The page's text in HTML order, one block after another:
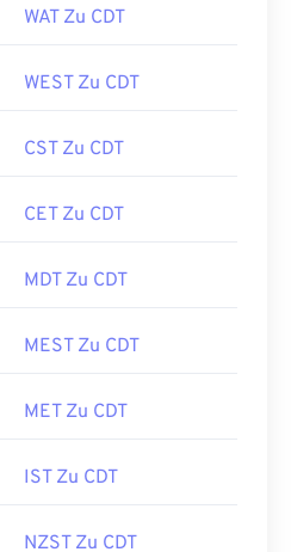
WAT Zu CDT
WEST Zu CDT
CST Zu CDT
CET Zu CDT
MDT Zu CDT
MEST Zu CDT
MET Zu CDT
IST Zu CDT
NZST Zu CDT